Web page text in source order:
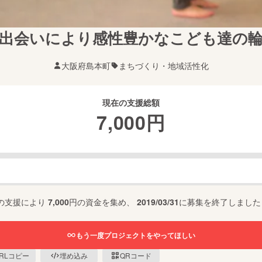
会いにより感性豊かなこども達の
大阪府島本町 まちづくり・地域活性化
現在の支援総額
7,000円
支援により 7,000円の資金を集め、 2019/03/31に募集を終了しました
もう一度プロジェクトをやってほしい
コピー 埋め込み QRコード